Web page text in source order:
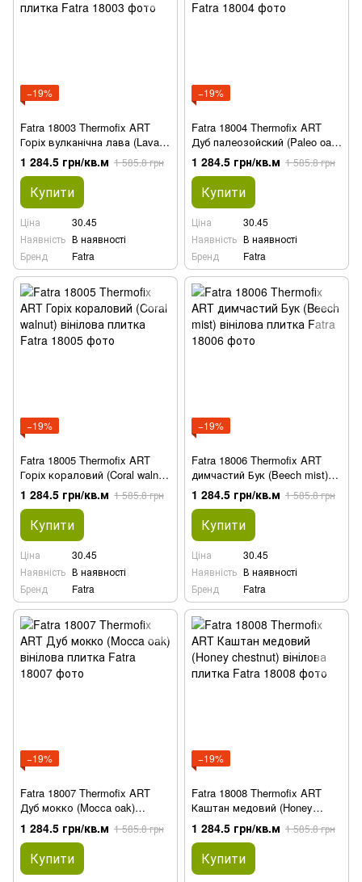
−19%
Fatra 18003 Thermofix ART
Горіх вулканічна лава (Lava
Walnut) вінілова плитка
1 284.5 грн/кв.м 1 585.8 грн
Купити
Ціна
30.45
Наявність В наявності
Бренд
Fatra
−19%
Fatra 18004 Thermofix ART
Дуб палеозойский (Paleo oak)
вінілова плитка
1 284.5 грн/кв.м 1 585.8 грн
Купити
Ціна
30.45
Наявність В наявності
Бренд
Fatra
−19%
Fatra 18005 Thermofix ART
Горіх кораловий (Coral walnut)
вінілова плитка
1 284.5 грн/кв.м 1 585.8 грн
Купити
Ціна
30.45
Наявність В наявності
Бренд
Fatra
−19%
Fatra 18006 Thermofix ART
димчастий Бук (Beech mist)
вінілова плитка
1 284.5 грн/кв.м 1 585.8 грн
Купити
Ціна
30.45
Наявність В наявності
Бренд
Fatra
−19%
Fatra 18007 Thermofix ART
Дуб мокко (Mocca oak)
вінілова плитка
1 284.5 грн/кв.м 1 585.8 грн
Купити
−19%
Fatra 18008 Thermofix ART
Каштан медовий (Honey
chestnut) вінілова плитка
1 284.5 грн/кв.м 1 585.8 грн
Купити